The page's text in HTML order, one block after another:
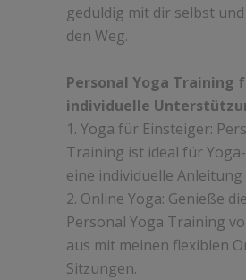
geduldig mit dir selbst
den Weg.
Personal Yoga Training
individuelle
1. Yoga für Einsteiger:
Training ist ideal für
eine individuelle Anleitung
2. Online Yoga: Genieße
Personal Yoga Training
aus mit meinen flexiblen
Sitzungen.